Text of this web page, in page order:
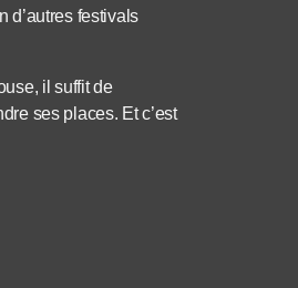
d’autres festivals
il suffit de
ses places. Et c’est